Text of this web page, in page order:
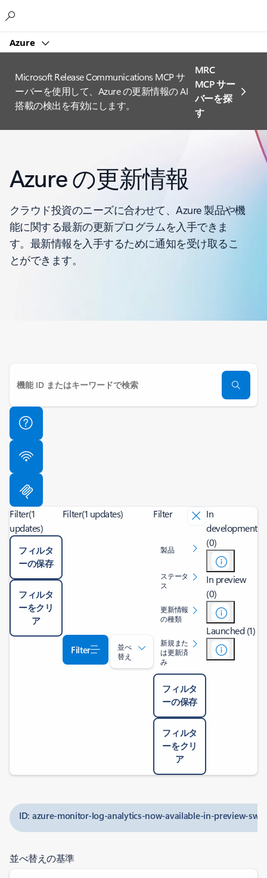
Azure
Microsoft Release Communications MCP サ
ーバーを使用して、Azure の更新情報の AI
搭載の検出を有効にします。
MRC
MCP サー
バーを探
す
Azure の更新情報
クラウド投資のニーズに合わせて、Azure 製品や機
能に関する最新の更新プログラムを入手できま
す。最新情報を入手するために通知を受け取るこ
とができます。
Filter(1
updates)
フィルタ
ーの保存
フィルタ
ーをクリ
ア
Filter(1 updates)
Filter
並べ
替え
Filter
製品
ステータ
ス
更新情報
の種類
新規また
は更新済
み
フィルタ
ーの保存
フィルタ
ーをクリ
ア
In
development
(0)
In preview
(0)
Launched (1)
ID: azure-monitor-log-analytics-now-available-in-preview-
並べ替えの基準